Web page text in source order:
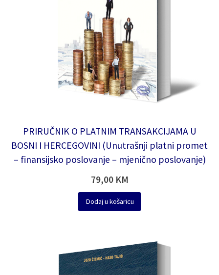
PRIRUČNIK O PLATNIM TRANSAKCIJAMA U
BOSNI I HERCEGOVINI (Unutrašnji platni promet
– finansijsko poslovanje – mjenično poslovanje)
79,00 KM
Dodaj u košaricu